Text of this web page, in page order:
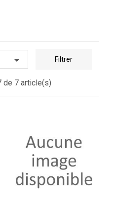
 Filtrer
de 7 article(s)